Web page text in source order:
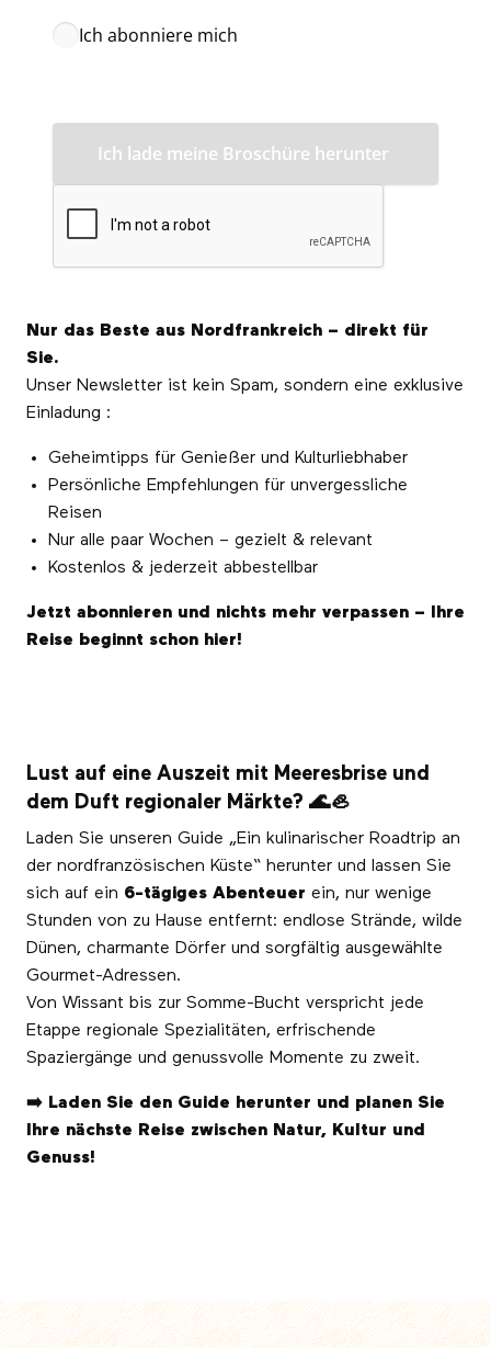
Ich abonniere mich
Nur das Beste aus Nordfrankreich – direkt für
Sie.
Unser Newsletter ist kein Spam, sondern eine exklusive
Einladung :
Geheimtipps für Genießer und Kulturliebhaber
Persönliche Empfehlungen für unvergessliche
Reisen
Nur alle paar Wochen – gezielt & relevant
Kostenlos & jederzeit abbestellbar
Jetzt abonnieren und nichts mehr verpassen – Ihre
Reise beginnt schon hier!
Lust auf eine Auszeit mit Meeresbrise und
dem Duft regionaler Märkte? 🌊🦪
Laden Sie unseren Guide „Ein kulinarischer Roadtrip an
der nordfranzösischen Küste“ herunter und lassen Sie
sich auf ein 6-tägiges Abenteuer ein, nur wenige
Stunden von zu Hause entfernt: endlose Strände, wilde
Dünen, charmante Dörfer und sorgfältig ausgewählte
Gourmet-Adressen.
Von Wissant bis zur Somme-Bucht verspricht jede
Etappe regionale Spezialitäten, erfrischende
Spaziergänge und genussvolle Momente zu zweit.
➡️ Laden Sie den Guide herunter und planen Sie
Ihre nächste Reise zwischen Natur, Kultur und
Genuss!